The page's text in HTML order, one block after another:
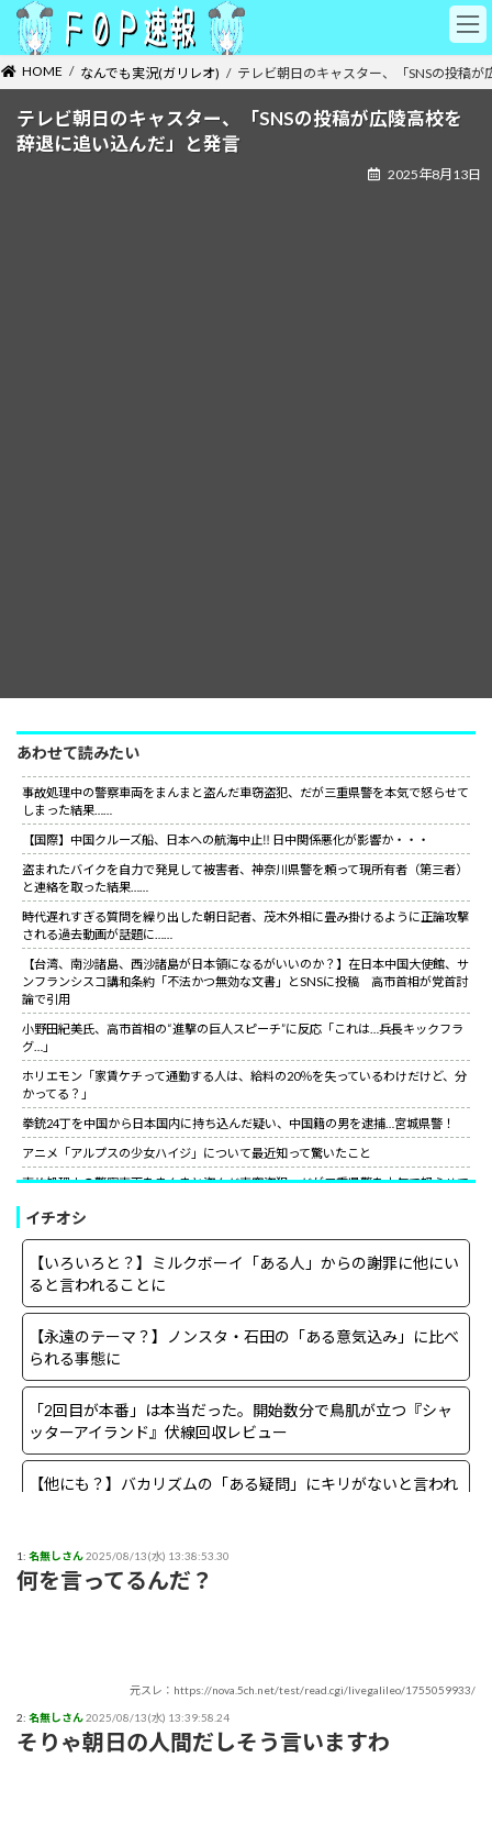
テ
ン
ゲ
ー HOME なんでも実況(ガリレオ) テレビ朝日のキャスター、「SNSの投稿
テレビ朝日のキャスター、「SNSの投稿が広陵高校を
辞退に追い込んだ」と発言
2025年8月13日
あわせて読みたい
事故処理中の警察車両をまんまと盗んだ車窃盗犯、だが三重県警を本気で怒らせて
しまった結果……
【国際】中国クルーズ船、日本への航海中止‼ 日中関係悪化が影響か・・・
盗まれたバイクを自力で発見して被害者、神奈川県警を頼って現所有者（第三者）
と連絡を取った結果……
時代遅れすぎる質問を繰り出した朝日記者、茂木外相に畳み掛けるように正論攻撃
される過去動画が話題に……
【台湾、南沙諸島、西沙諸島が日本領になるがいいのか？】在日本中国大使館、サ
ンフランシスコ講和条約「不法かつ無効な文書」とSNSに投稿 高市首相が党首討
論で引用
小野田紀美氏、高市首相の“進撃の巨人スピーチ”に反応「これは…兵長キックフラ
グ…」
ホリエモン「家賃ケチって通勤する人は、給料の20％を失っているわけだけど、分
かってる？」
拳銃24丁を中国から日本国内に持ち込んだ疑い、中国籍の男を逮捕…宮城県警！
アニメ「アルプスの少女ハイジ」について最近知って驚いたこと
事故処理中の警察車両をまんまと盗んだ車窃盗犯、だが三重県警を本気で怒らせて
山上徹也が喉から手が出るほど欲しくて50万円詐欺られた拳銃を3千円で日本国内
で売っていた中国人逮捕
【朗報】中国上海ライブ強制終了の大槻マキにグラス米国駐日大使が日本語でエー
ル！米国バンドの代表曲捧げ「信念貫いて」［12/3］
小野田紀美氏、高市首相の“進撃の巨人スピーチ”に反応「これは…兵長キックフラ
サイコパスってほとんどは社会的に成功している人間なんだがな。
イチオシ
【いろいろと？】ミルクボーイ「ある人」からの謝罪に他にい
ると言われることに
【永遠のテーマ？】ノンスタ・石田の「ある意気込み」に比べ
られる事態に
「2回目が本番」は本当だった。開始数分で鳥肌が立つ『シャ
ッターアイランド』伏線回収レビュー
【他にも？】バカリズムの「ある疑問」にキリがないと言われ
【まさか？】勝俣州和さんの「ある理由」よりも驚きの事実が
判明することに
日で100万再生突破ｗｗ
1: 名無しさん2025/08/13(水) 13:38:53.30
何を言ってるんだ？
元スレ：https://nova.5ch.net/test/read.cgi/livegalileo/1755059933/
2: 名無しさん2025/08/13(水) 13:39:58.24
そりゃ朝日の人間だしそう言いますわ